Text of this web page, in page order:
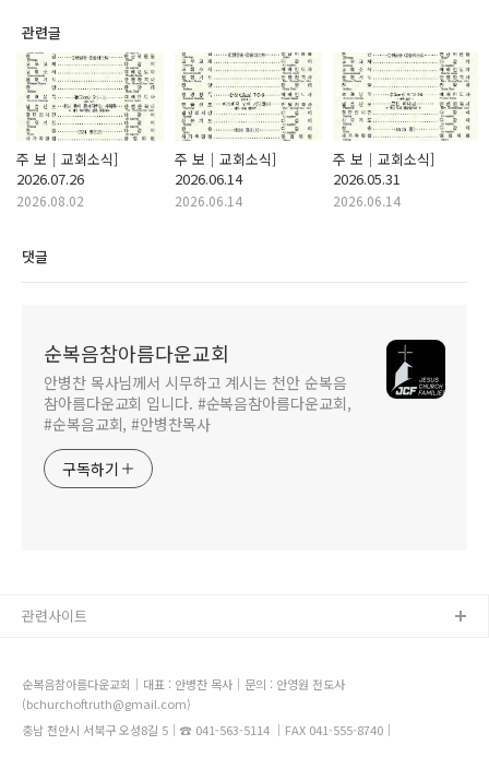
관련글
주 보｜교회소식]
2026.07.26
2026.08.02
주 보｜교회소식]
2026.06.14
2026.06.14
주 보｜교회소식]
2026.05.31
2026.06.14
댓글
순복음참아름다운교회
안병찬 목사님께서 시무하고 계시는 천안 순복음
참아름다운교회 입니다. #순복음참아름다운교회,
#순복음교회, #안병찬목사
구독하기
순복음참아름다운교회｜대표 : 안병찬 목사｜문의 : 안영원 전도사
(bchurchoftruth@gmail.com)
충남 천안시 서북구 오성8길 5｜☎ 041-563-5114 ｜FAX 041-555-8740｜
관련사이트